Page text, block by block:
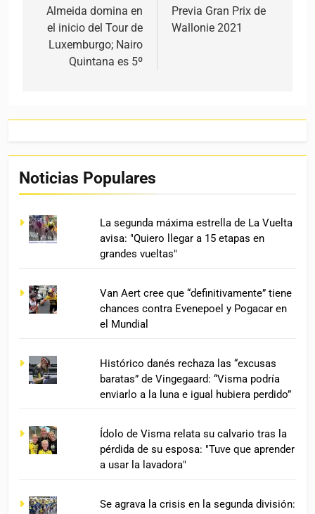
Almeida domina en
el inicio del Tour de
Luxemburgo; Nairo
Quintana es 5º
Previa Gran Prix de
Wallonie 2021
Noticias Populares
La segunda máxima estrella de La Vuelta
avisa: "Quiero llegar a 15 etapas en
grandes vueltas"
Van Aert cree que “definitivamente” tiene
chances contra Evenepoel y Pogacar en
el Mundial
Histórico danés rechaza las “excusas
baratas” de Vingegaard: “Visma podría
enviarlo a la luna e igual hubiera perdido”
Ídolo de Visma relata su calvario tras la
pérdida de su esposa: "Tuve que aprender
a usar la lavadora"
Se agrava la crisis en la segunda división: